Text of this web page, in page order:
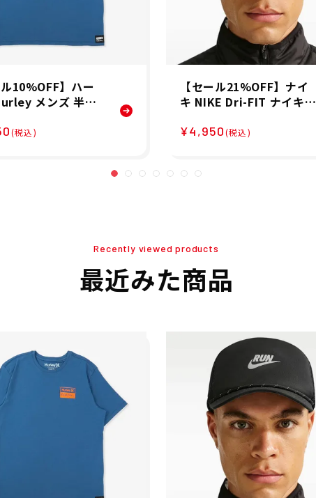
10%OFF】ハー
メンズ 半袖
ョートスリーブ
(税込)
【セール21%OFF】ナイ
キ NIKE Dri-FIT ナイキプ
チャード スウッシュ ラン
¥4,950(税込)
Recently viewed products
最近みた商品